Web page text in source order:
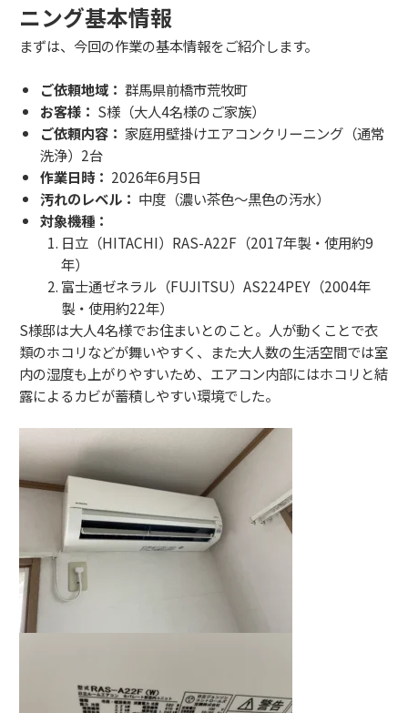
ニング基本情報
まずは、 今回の作業の基本情報をご紹介します。
ご依頼地域： 群馬県前橋市荒牧町
お客様： S様（大人4名様のご家族）
ご依頼内容： 家庭用壁掛けエアコンクリーニング（通常
洗浄）2台
作業日時： 2026年6月5日
汚れのレベル： 中度（濃い茶色〜黒色の汚水）
対象機種：
日立（HITACHI）RAS-A22F（2017年製・使用約9
年）
富士通ゼネラル（FUJITSU）AS224PEY（2004年
製・使用約22年）
S様邸は大人4名様でお住まいとのこと。 人が動くことで衣
類のホコリなどが舞いやすく、
また大人数の生活空間では室
内の湿度も上がりやすいため、 エアコン内部にはホコリと結
露によるカビが蓄積しやすい環境でした。